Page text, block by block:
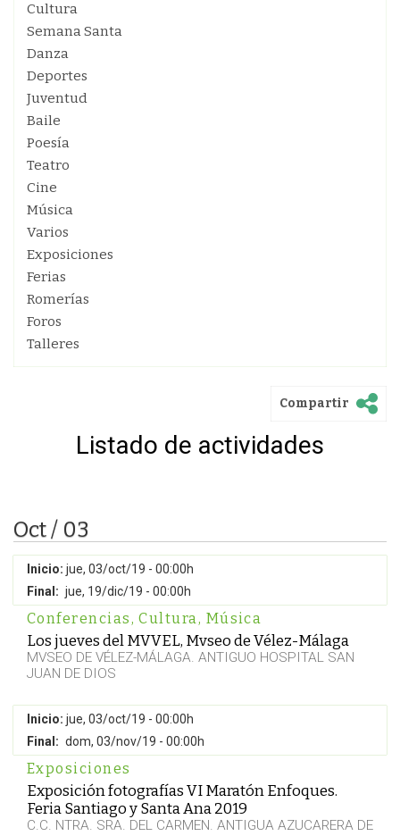
Cultura
Semana Santa
Danza
Deportes
Juventud
Baile
Poesía
Teatro
Cine
Música
Varios
Exposiciones
Ferias
Romerías
Foros
Talleres
Compartir
Listado de actividades
Oct / 03
Inicio: jue, 03/oct/19 - 00:00h
Final: jue, 19/dic/19 - 00:00h
Conferencias, Cultura, Música
Los jueves del MVVEL, Mvseo de Vélez-Málaga
MVSEO DE VÉLEZ-MÁLAGA. ANTIGUO HOSPITAL SAN
JUAN DE DIOS
Inicio: jue, 03/oct/19 - 00:00h
Final: dom, 03/nov/19 - 00:00h
Exposiciones
Exposición fotografías VI Maratón Enfoques.
Feria Santiago y Santa Ana 2019
C.C. NTRA. SRA. DEL CARMEN. ANTIGUA AZUCARERA DE